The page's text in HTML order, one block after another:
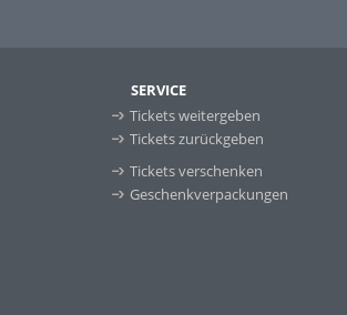
SERVICE
Tickets weitergeben
Tickets zurückgeben
Tickets verschenken
Geschenkverpackungen